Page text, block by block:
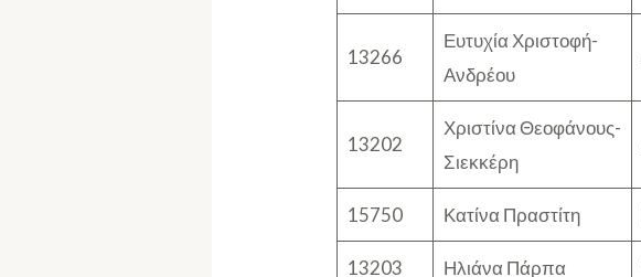
13266
Ευτυχία Χριστοφή-
Ανδρέου
13202
Χριστίνα Θεοφάνους-
Σιεκκέρη
15750 Κατίνα Πραστίτη
13203 Ηλιάνα Πάρπα